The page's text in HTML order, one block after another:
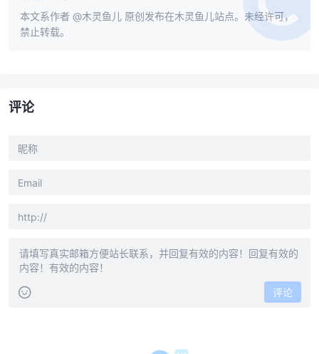
本文系作者 @木灵鱼儿 原创发布在木灵鱼儿站点。未经许可，
禁止转载。
评论
评论